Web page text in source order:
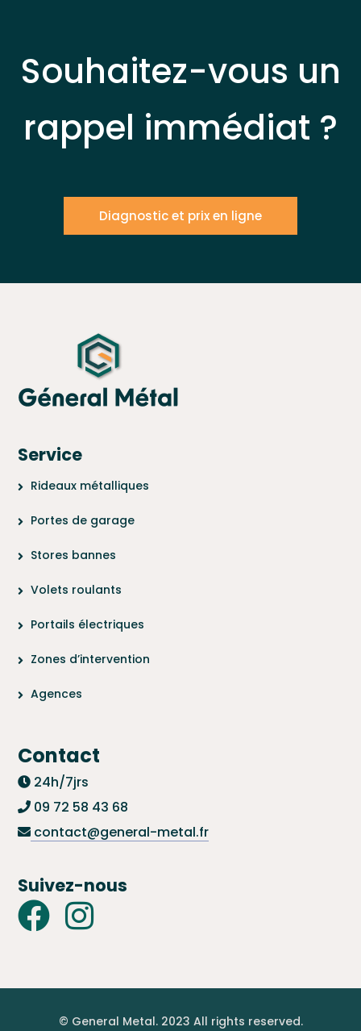
Souhaitez-vous un
rappel immédiat ?
Diagnostic et prix en ligne
Service
Rideaux métalliques
Portes de garage
Stores bannes
Volets roulants
Portails électriques
Zones d’intervention
Agences
Contact
24h/7jrs
09 72 58 43 68
contact@general-metal.fr
Suivez-nous
© General Metal. 2023 All rights reserved.